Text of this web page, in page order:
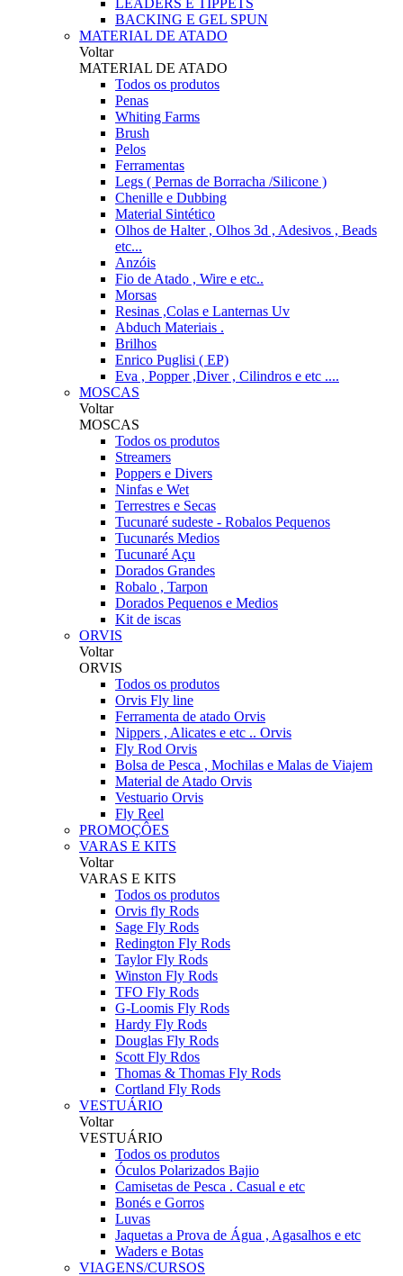
LEADERS E TIPPETS
BACKING E GEL SPUN
MATERIAL DE ATADO
Voltar
MATERIAL DE ATADO
Todos os produtos
Penas
Whiting Farms
Brush
Pelos
Ferramentas
Legs ( Pernas de Borracha /Silicone )
Chenille e Dubbing
Material Sintético
Olhos de Halter , Olhos 3d , Adesivos , Beads
etc...
Anzóis
Fio de Atado , Wire e etc..
Morsas
Resinas ,Colas e Lanternas Uv
Abduch Materiais .
Brilhos
Enrico Puglisi ( EP)
Eva , Popper ,Diver , Cilindros e etc ....
MOSCAS
Voltar
MOSCAS
Todos os produtos
Streamers
Poppers e Divers
Ninfas e Wet
Terrestres e Secas
Tucunaré sudeste - Robalos Pequenos
Tucunarés Medios
Tucunaré Açu
Dorados Grandes
Robalo , Tarpon
Dorados Pequenos e Medios
Kit de iscas
ORVIS
Voltar
ORVIS
Todos os produtos
Orvis Fly line
Ferramenta de atado Orvis
Nippers , Alicates e etc .. Orvis
Fly Rod Orvis
Bolsa de Pesca , Mochilas e Malas de Viajem
Material de Atado Orvis
Vestuario Orvis
Fly Reel
PROMOÇÔES
VARAS E KITS
Voltar
VARAS E KITS
Todos os produtos
Orvis fly Rods
Sage Fly Rods
Redington Fly Rods
Taylor Fly Rods
Winston Fly Rods
TFO Fly Rods
G-Loomis Fly Rods
Hardy Fly Rods
Douglas Fly Rods
Scott Fly Rdos
Thomas & Thomas Fly Rods
Cortland Fly Rods
VESTUÁRIO
Voltar
VESTUÁRIO
Todos os produtos
Óculos Polarizados Bajio
Camisetas de Pesca . Casual e etc
Bonés e Gorros
Luvas
Jaquetas a Prova de Água , Agasalhos e etc
Waders e Botas
VIAGENS/CURSOS